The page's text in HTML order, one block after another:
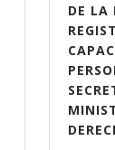
DE LA